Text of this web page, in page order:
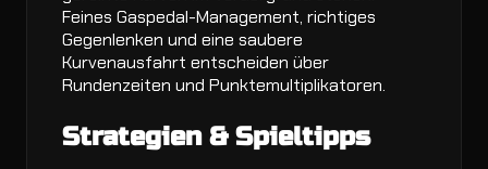
Feines Gaspedal-Management, richtiges
Gegenlenken und eine saubere
Kurvenausfahrt entscheiden über
Rundenzeiten und Punktemultiplikatoren.
Strategien & Spieltipps